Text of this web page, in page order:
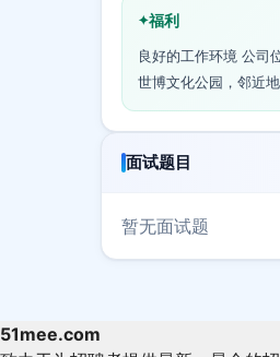
福利
良好的工作环境 公司
世博文化公园，邻近
面试题目
暂无面试题
51mee.com